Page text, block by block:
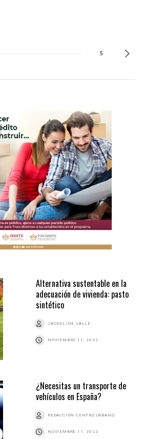
5
Alternativa sustentable en la
adecuación de vivienda: pasto
sintético
JACKELINE VALLE
NOVIEMBRE 11, 2022
¿Necesitas un transporte de
vehículos en España?
REDACCIÓN CENTRO URBANO
NOVIEMBRE 11, 2022